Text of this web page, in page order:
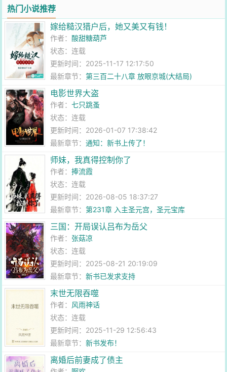
热门小说推荐
嫁给糙汉猎户后，她又美又有钱！
作者：酸甜糖葫芦
状态：连载
更新时间：2025-11-17 12:17:50
最新章节：第三百二十八章 放眼京城(大结局)
电影世界大盗
作者：七只跳蚤
状态：连载
更新时间：2026-01-07 17:38:42
最新章节：通知：新书上传了！
师妹，我真得控制你了
作者：捧流霞
状态：连载
更新时间：2026-08-05 18:37:27
最新章节：第231章 入主圣元宫，圣元宝库
三国：开局误认吕布为岳父
作者： 张菇凉
状态：连载
更新时间：2025-08-21 20:19:09
最新章节：新书已发求支持
末世无限吞噬
作者： 风雨神话
状态：连载
更新时间：2025-11-29 12:56:43
最新章节：新书发布！
离婚后前妻成了债主